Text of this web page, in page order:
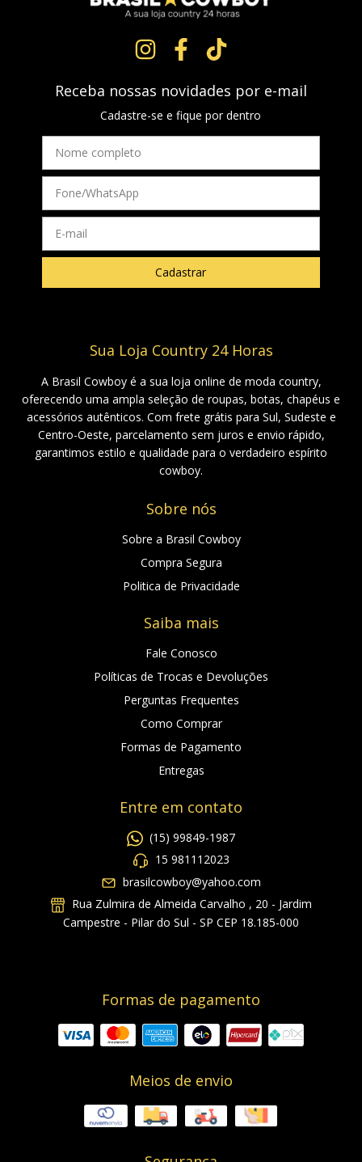
Receba nossas novidades por e-mail
Cadastre-se e fique por dentro
Sua Loja Country 24 Horas
A Brasil Cowboy é a sua loja online de moda country,
oferecendo uma ampla seleção de roupas, botas, chapéus e
acessórios autênticos. Com frete grátis para Sul, Sudeste e
Centro-Oeste, parcelamento sem juros e envio rápido,
garantimos estilo e qualidade para o verdadeiro espírito
cowboy.
Sobre nós
Sobre a Brasil Cowboy
Compra Segura
Politica de Privacidade
Saiba mais
Fale Conosco
Políticas de Trocas e Devoluções
Perguntas Frequentes
Como Comprar
Formas de Pagamento
Entregas
Entre em contato
(15) 99849-1987
15 981112023
brasilcowboy@yahoo.com
Rua Zulmira de Almeida Carvalho , 20 - Jardim
Campestre - Pilar do Sul - SP CEP 18.185-000
Formas de pagamento
Meios de envio